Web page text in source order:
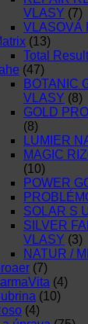
VLASY (7)
VLASOVÁ
(13)
Total
(47)
BOTANIC
VLASY (8)
GOLD
(8)
LUMIER
MAGIC
(10)
POWER
SOLAR S
SILVER
VLASY (3)
NATUR /
(7)
(4)
(10)
(4)